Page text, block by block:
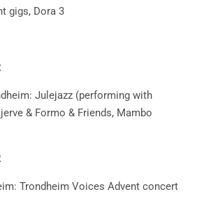
gigs, Dora 3
Julejazz (performing with
& Formo & Friends, Mambo
Trondheim Voices Advent concert